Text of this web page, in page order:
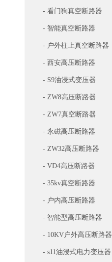
- 看门狗真空断路器
- 智能真空断路器
- 户外柱上真空断路器
- 西安高压断路器
- S9油浸式变压器
- ZW8高压断路器
- ZW7真空断路器
- 永磁高压断路器
- ZW32高压断路器
- VD4高压断路器
- 35kv真空断路器
- 户内高压断路器
- 智能型高压断路器
- 10KV户外高压断路器
- s11油浸式电力变压器